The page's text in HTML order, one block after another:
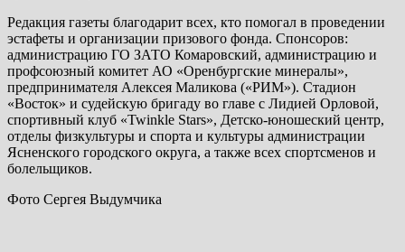
Редакция газеты благодарит всех, кто помогал в проведении
эстафеты и организации призового фонда. Спонсоров:
администрацию ГО ЗАТО Комаровский, администрацию и
профсоюзный комитет АО «Оренбургские минералы»,
предпринимателя Алексея Маликова («РИМ»). Стадион
«Восток» и судейскую бригаду во главе с Лидией Орловой,
спортивный клуб «Twinkle Stars», Детско-юношеский центр,
отделы физкультуры и спорта и культуры администрации
Ясненского городского округа, а также всех спортсменов и
болельщиков.
Фото Сергея Выдумчика